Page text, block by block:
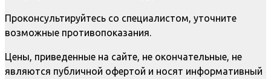
Проконсультируйтесь со специалистом, уточните
возможные противопоказания.
Цены, приведенные на сайте, не окончательные, не
являются публичной офертой и носят информативный